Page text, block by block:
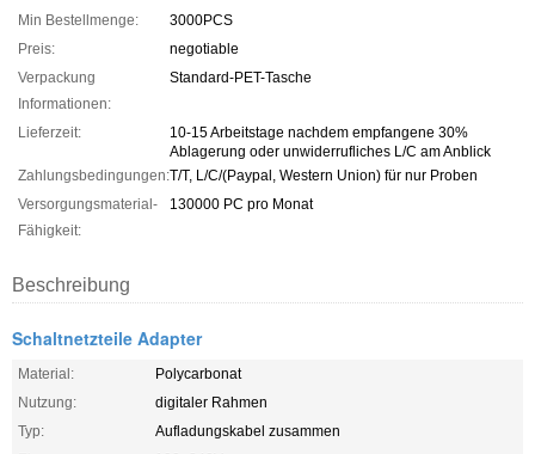
Min Bestellmenge:
3000PCS
Preis:
negotiable
Verpackung
Informationen:
Standard-PET-Tasche
Lieferzeit:
10-15 Arbeitstage nachdem empfangene 30%
Ablagerung oder unwiderrufliches L/C am Anblick
Zahlungsbedingungen:T/T, L/C/(Paypal, Western Union) für nur Proben
Versorgungsmaterial-
Fähigkeit:
130000 PC pro Monat
Beschreibung
Schaltnetzteile Adapter
Material:
Polycarbonat
Nutzung:
digitaler Rahmen
Typ:
Aufladungskabel zusammen